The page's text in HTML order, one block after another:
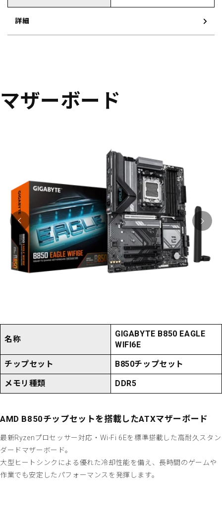
詳細
マザーボード
名称
GIGABYTE B850 EAGLE
WIFI6E
チップセット B850チップセット
メモリ種類 DDR5
AMD B850チップセットを搭載したATXマザーボード
最新Ryzenプロセッサー対応・Wi-Fi 6Eを標準搭載した高耐久スタン
ダードマザーボード。
大型ヒートシンクによる優れた冷却性能を備え、長時間のゲームや
作業でも安定したパフォーマンスを発揮します。